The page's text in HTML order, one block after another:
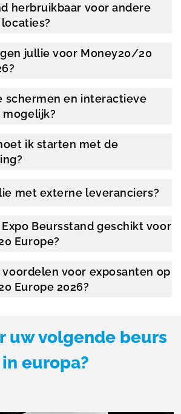
herbruikbaar voor andere
jullie voor Money20/20
schermen en interactieve
ik starten met de
met externe leveranciers?
Beursstand geschikt voor
Europe?
voordelen voor exposanten op
Europe 2026?
uw volgende beurs
in europa?